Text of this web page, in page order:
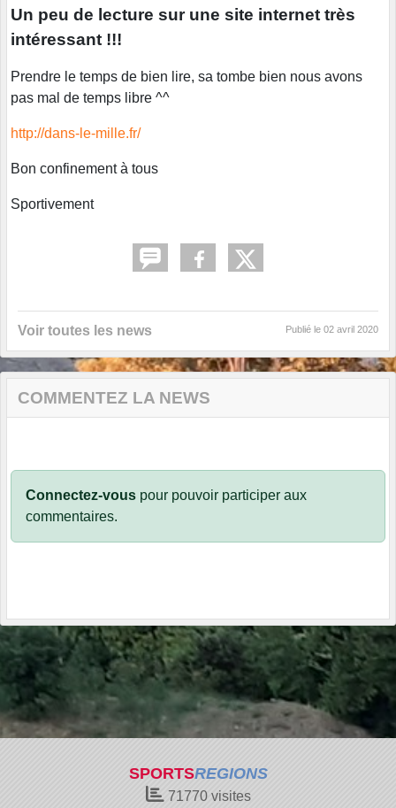
Un peu de lecture sur une site internet très
intéressant !!!
Prendre le temps de bien lire, sa tombe bien nous avons
pas mal de temps libre ^^
http://dans-le-mille.fr/
Bon confinement à tous
Sportivement
Voir toutes les news Publié le 02 avril 2020
COMMENTEZ LA NEWS
Connectez-vous pour pouvoir participer aux
commentaires.
SPORTSREGIONS
71770visites